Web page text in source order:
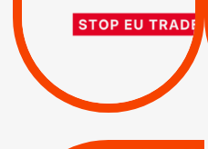
D’ASSOCIATION UE-
ISRAËL
| Actus Pétitions